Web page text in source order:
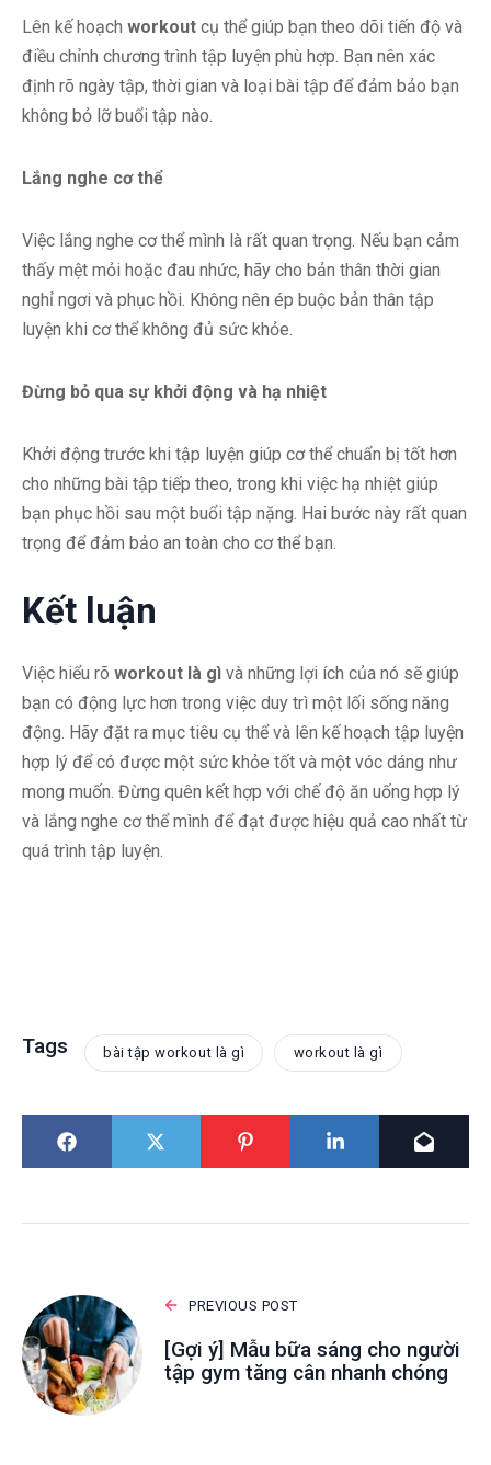
Lên kế hoạch workout cụ thể giúp bạn theo dõi tiến độ và
điều chỉnh chương trình tập luyện phù hợp. Bạn nên xác
định rõ ngày tập, thời gian và loại bài tập để đảm bảo bạn
không bỏ lỡ buổi tập nào.
Lắng nghe cơ thể
Việc lắng nghe cơ thể mình là rất quan trọng. Nếu bạn cảm
thấy mệt mỏi hoặc đau nhức, hãy cho bản thân thời gian
nghỉ ngơi và phục hồi. Không nên ép buộc bản thân tập
luyện khi cơ thể không đủ sức khỏe.
Đừng bỏ qua sự khởi động và hạ nhiệt
Khởi động trước khi tập luyện giúp cơ thể chuẩn bị tốt hơn
cho những bài tập tiếp theo, trong khi việc hạ nhiệt giúp
bạn phục hồi sau một buổi tập nặng. Hai bước này rất quan
trọng để đảm bảo an toàn cho cơ thể bạn.
Kết luận
Việc hiểu rõ workout là gì và những lợi ích của nó sẽ giúp
bạn có động lực hơn trong việc duy trì một lối sống năng
động. Hãy đặt ra mục tiêu cụ thể và lên kế hoạch tập luyện
hợp lý để có được một sức khỏe tốt và một vóc dáng như
mong muốn. Đừng quên kết hợp với chế độ ăn uống hợp lý
và lắng nghe cơ thể mình để đạt được hiệu quả cao nhất từ
quá trình tập luyện.
Tags bài tập workout là gì workout là gì
PREVIOUS POST
[Gợi ý] Mẫu bữa sáng cho người
tập gym tăng cân nhanh chóng